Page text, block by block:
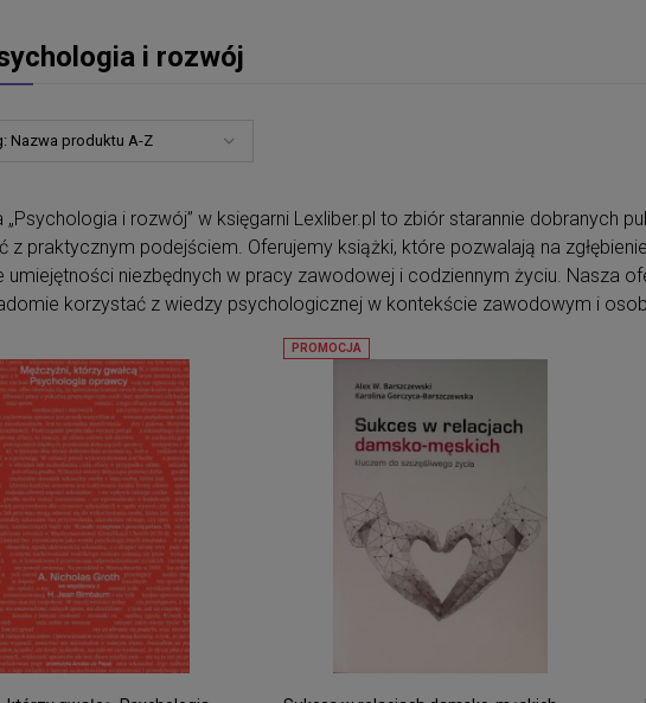
i rozwój
Nazwa produktu A-Z
„Psychologia i rozwój” w księgarni Lexliber.pl to zbiór starannie dobranych
z praktycznym podejściem. Oferujemy książki, które pozwalają na
umiejętności niezbędnych w pracy zawodowej i codziennym życiu. Nasza
korzystać z wiedzy psychologicznej w kontekście zawodowym i
PROMOCJA